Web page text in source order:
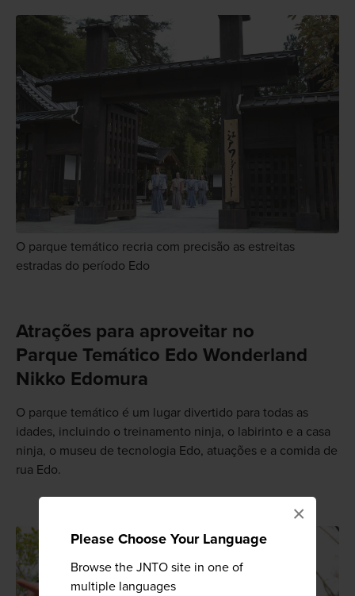
Please Choose Your Language
Browse the JNTO site in one of
multiple languages
×
O parque temático recria com precisão as estreitas
estradas do período Edo
Atrações para aproveitar no
Parque Temático Edo Wonderland
Nikko Edomura
O parque temático é um lugar divertido para todas as
idades, incluindo o treinamento ninja, o labirinto e a casa
ninja, o museu de tecnologia Edo, atuações e a comida de
rua Edo.